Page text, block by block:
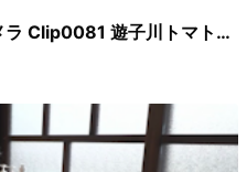
リコピンズ_食堂_ 外観_Aカメラ Clip0081 遊子川トマトの旗 食堂ゆすかわの左手入り口にある旗